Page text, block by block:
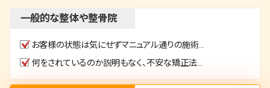
一般的な整体や整骨院
お客様の状態は気にせずマニュアル通りの施術…
何をされているのか説明もなく、不安な矯正法…